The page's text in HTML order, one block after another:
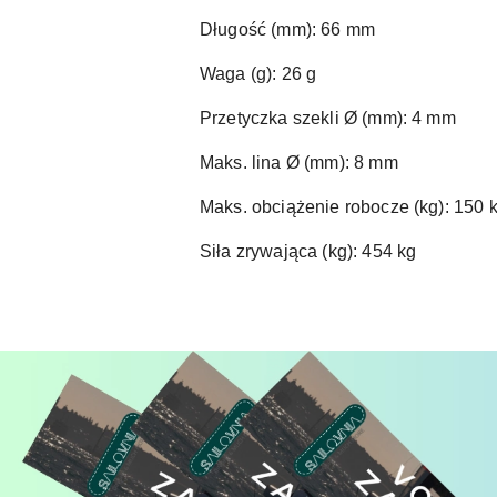
Długość (mm): 66 mm
Waga (g): 26 g
Przetyczka szekli Ø (mm): 4 mm
Maks. lina Ø (mm): 8 mm
Maks. obciążenie robocze (kg): 150
Siła zrywająca (kg): 454 kg